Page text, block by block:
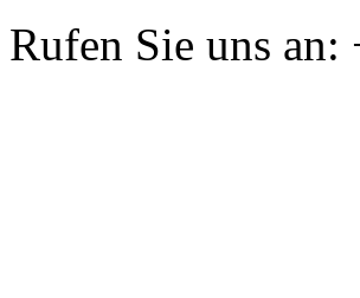
Rufen Sie uns an: